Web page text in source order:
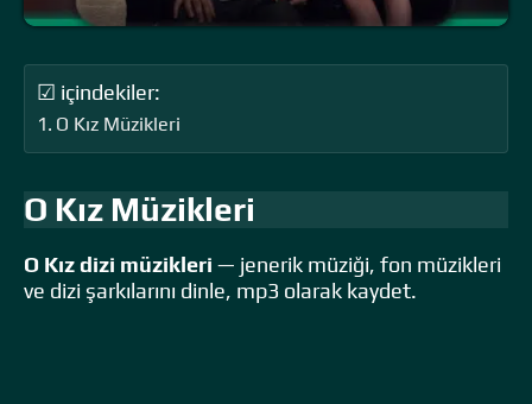
☑ içindekiler:
O Kız Müzikleri
O Kız Müzikleri
O Kız dizi müzikleri — jenerik müziği, fon müzikleri
ve dizi şarkılarını dinle, mp3 olarak kaydet.